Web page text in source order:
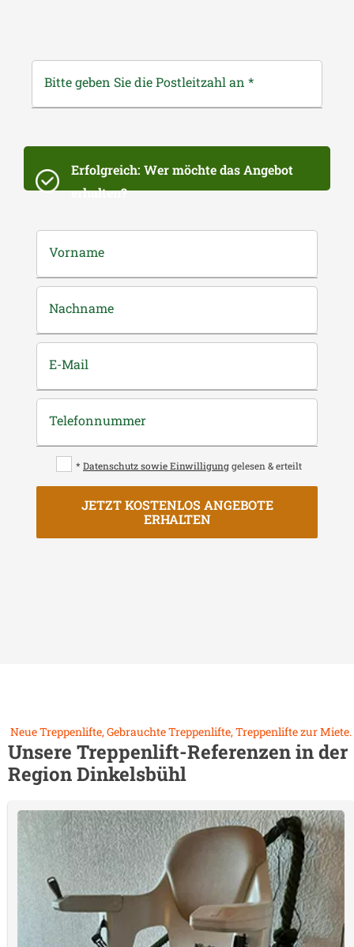
Bitte geben Sie die Postleitzahl an *
Erfolgreich: Wer möchte das Angebot
erhalten?
Vorname
Nachname
E-Mail
Telefonnummer
* Datenschutz sowie Einwilligung gelesen & erteilt
JETZT KOSTENLOS ANGEBOTE
ERHALTEN
Neue Treppenlifte, Gebrauchte Treppenlifte, Treppenlifte zur Miete.
Unsere Treppenlift-Referenzen in der
RegionDinkelsbühl